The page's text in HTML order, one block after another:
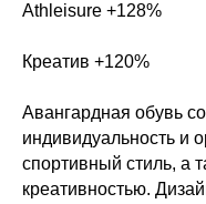
Athleisure +128%
Креатив +120%
Авангардная обувь
индивидуальность и
спортивный стиль, а
креативностью.